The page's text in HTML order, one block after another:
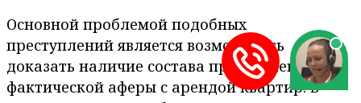
Основной проблемой подобных
преступлений является возможность
доказать наличие состава преступления и
фактической аферы с арендой квартир. В